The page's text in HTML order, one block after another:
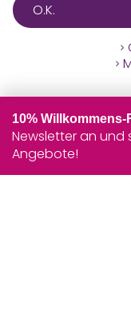
O.K.
10% Willkommens-
Newsletter an und
Angebote!